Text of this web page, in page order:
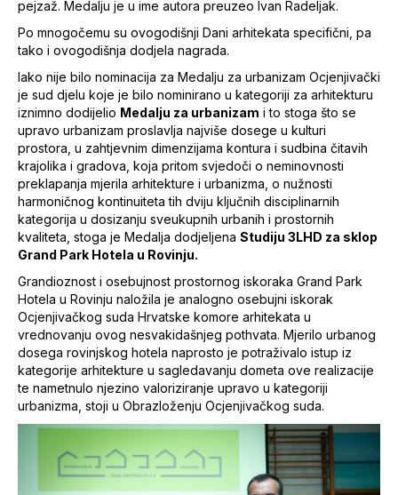
pejzaž. Medalju je u ime autora preuzeo Ivan Radeljak.
Po mnogočemu su ovogodišnji Dani arhitekata specifični, pa
tako i ovogodišnja dodjela nagrada.
Iako nije bilo nominacija za Medalju za urbanizam Ocjenjivački
je sud djelu koje je bilo nominirano u kategoriji za arhitekturu
iznimno dodijelio Medalju za urbanizam i to stoga što se
upravo urbanizam proslavlja najviše dosege u kulturi
prostora, u zahtjevnim dimenzijama kontura i sudbina čitavih
krajolika i gradova, koja pritom svjedoči o neminovnosti
preklapanja mjerila arhitekture i urbanizma, o nužnosti
harmoničnog kontinuiteta tih dviju ključnih disciplinarnih
kategorija u dosizanju sveukupnih urbanih i prostornih
kvaliteta, stoga je Medalja dodjeljena Studiju 3LHD za sklop
Grand Park Hotela u Rovinju.
Grandioznost i osebujnost prostornog iskoraka Grand Park
Hotela u Rovinju naložila je analogno osebujni iskorak
Ocjenjivačkog suda Hrvatske komore arhitekata u
vrednovanju ovog nesvakidašnjeg pothvata. Mjerilo urbanog
dosega rovinjskog hotela naprosto je potraživalo istup iz
kategorije arhitekture u sagledavanju dometa ove realizacije
te nametnulo njezino valoriziranje upravo u kategoriji
urbanizma, stoji u Obrazloženju Ocjenjivačkog suda.